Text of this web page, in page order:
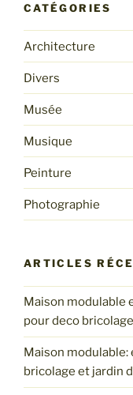
CATÉGORIES
Architecture
Divers
Musée
Musique
Peinture
Photographie
ARTICLES
Maison modulable
pour deco
Maison
bricolage et jardin